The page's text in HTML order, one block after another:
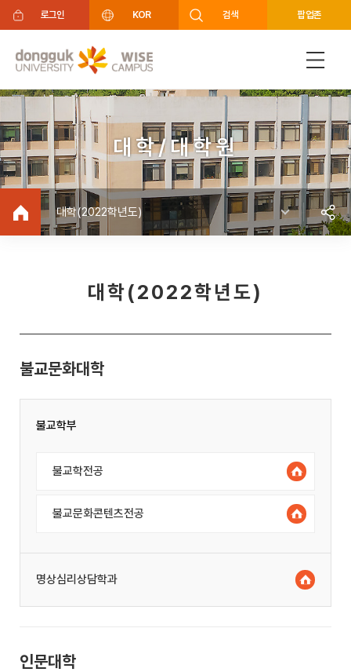
주메뉴 바로가기
푸터 바로가기
로그인 KOR 검색 팝업존
대학/대학원
대학(2022학년도)
대학(2022학년도)
불교문화대학
불교학부
불교학전공
불교문화콘텐츠전공
명상심리상담학과
인문대학